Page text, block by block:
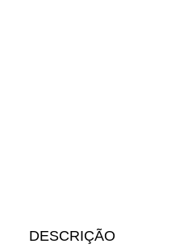
DESCRIÇÃO